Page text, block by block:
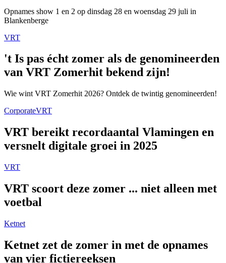
Opnames show 1 en 2 op dinsdag 28 en woensdag 29 juli in
Blankenberge
VRT
't Is pas écht zomer als de genomineerden
van VRT Zomerhit bekend zijn!
Wie wint VRT Zomerhit 2026? Ontdek de twintig genomineerden!
CorporateVRT
VRT bereikt recordaantal Vlamingen en
versnelt digitale groei in 2025
VRT
VRT scoort deze zomer ... niet alleen met
voetbal
Ketnet
Ketnet zet de zomer in met de opnames
van vier fictiereeksen